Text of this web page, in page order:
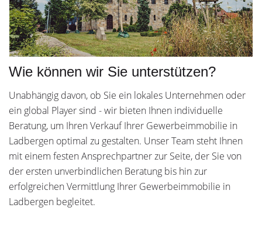
Wie können wir Sie unterstützen?
Unabhängig davon, ob Sie ein lokales Unternehmen oder
ein global Player sind - wir bieten Ihnen individuelle
Beratung, um Ihren Verkauf Ihrer Gewerbeimmobilie in
Ladbergen optimal zu gestalten. Unser Team steht Ihnen
mit einem festen Ansprechpartner zur Seite, der Sie von
der ersten unverbindlichen Beratung bis hin zur
erfolgreichen Vermittlung Ihrer Gewerbeimmobilie in
Ladbergen begleitet.